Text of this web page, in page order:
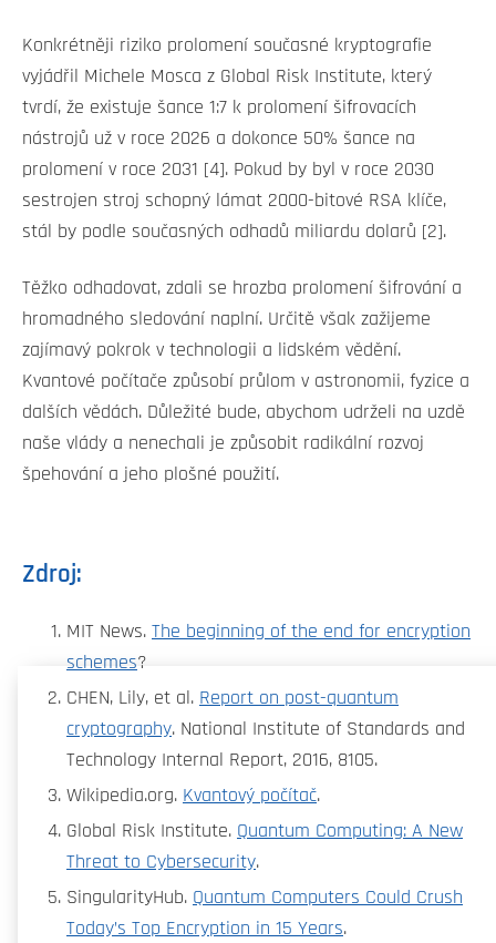
Konkrétněji riziko prolomení současné kryptografie
vyjádřil Michele Mosca z Global Risk Institute, který
tvrdí, že existuje šance 1:7 k prolomení šifrovacích
nástrojů už v roce 2026 a dokonce 50% šance na
prolomení v roce 2031 [4]. Pokud by byl v roce 2030
sestrojen stroj schopný lámat 2000-bitové RSA klíče,
stál by podle současných odhadů miliardu dolarů [2].
Těžko odhadovat, zdali se hrozba prolomení šifrování a
hromadného sledování naplní. Určitě však zažijeme
zajímavý pokrok v technologii a lidském vědění.
Kvantové počítače způsobí průlom v astronomii, fyzice a
dalších vědách. Důležité bude, abychom udrželi na uzdě
naše vlády a nenechali je způsobit radikální rozvoj
špehování a jeho plošné použití.
Zdroj:
MIT News. The beginning of the end for encryption
schemes?
CHEN, Lily, et al. Report on post-quantum
cryptography. National Institute of Standards and
Technology Internal Report, 2016, 8105.
Wikipedia.org. Kvantový počítač.
Global Risk Institute. Quantum Computing: A New
Threat to Cybersecurity.
SingularityHub. Quantum Computers Could Crush
Today’s Top Encryption in 15 Years.